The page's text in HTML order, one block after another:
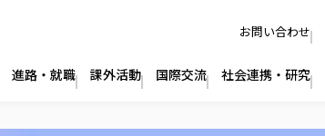
お問い合わせ
進路・就職 課外活動 国際交流 社会連携・研究